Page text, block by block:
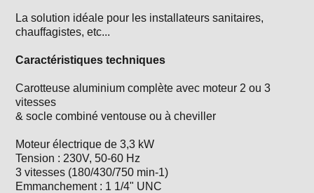
La solution idéale pour les installateurs sanitaires,
chauffagistes, etc...
Caractéristiques techniques
Carotteuse aluminium complète avec moteur 2 ou 3
vitesses
& socle combiné ventouse ou à cheviller
Moteur électrique de 3,3 kW
Tension : 230V, 50-60 Hz
3 vitesses (180/430/750 min-1)
Emmanchement : 1 1/4" UNC